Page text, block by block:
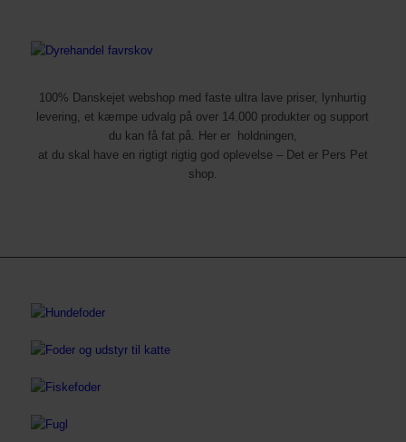
100% Danskejet webshop med faste ultra lave priser, lynhurtig
levering, et kæmpe udvalg på over 14.000 produkter og support
du kan få fat på. Her er holdningen,
at du skal have en rigtigt rigtig god oplevelse – Det er Pers Pet
shop.